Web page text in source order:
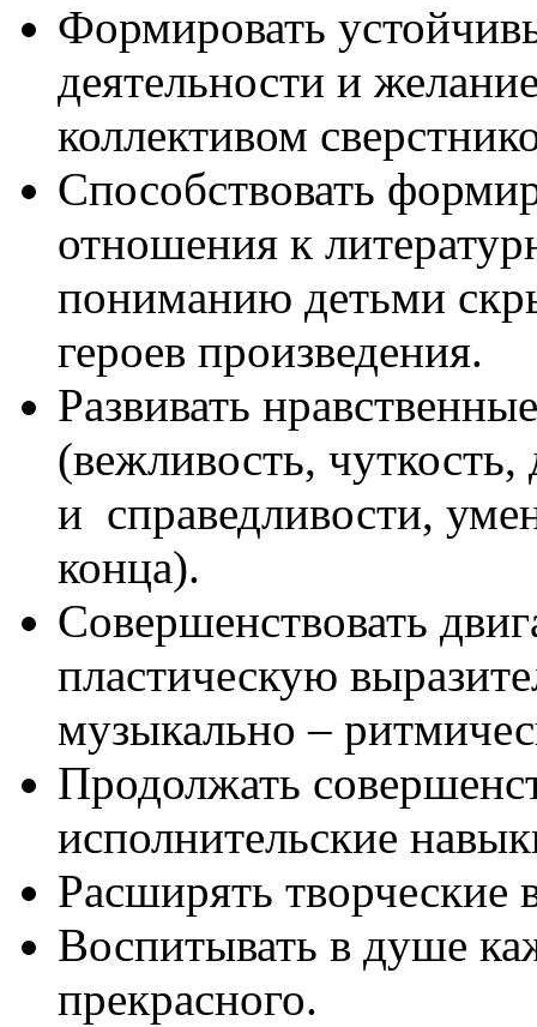
Формировать
деятельности и
коллективом
Способствовать
отношения к
пониманию детьми
героев произведения.
Развивать
(вежливость, чуткость,
и справедливости,
конца).
Совершенствовать
пластическую
музыкально –
Продолжать
исполнительские
Расширять творческие
Воспитывать в душе
прекрасного.